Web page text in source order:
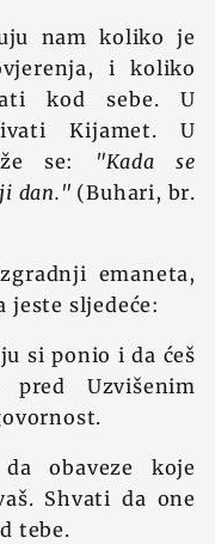
nam koliko je
i koliko
kod sebe. U
Kijamet. U
se:
"Kada se
dan." (Buhari, br.
emaneta,
jeste sljedeće:
si ponio i da ćeš
Uzvišenim
obaveze koje
Shvati da one
tebe.